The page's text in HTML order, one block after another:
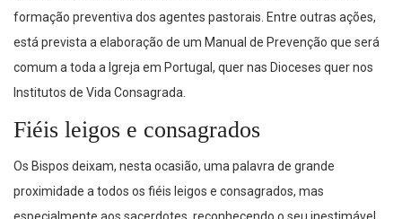
formação preventiva dos agentes pastorais. Entre outras ações,
está prevista a elaboração de um Manual de Prevenção que será
comum a toda a Igreja em Portugal, quer nas Dioceses quer nos
Institutos de Vida Consagrada.
Fiéis leigos e consagrados
Os Bispos deixam, nesta ocasião, uma palavra de grande
proximidade a todos os fiéis leigos e consagrados, mas
especialmente aos sacerdotes, reconhecendo o seu inestimável